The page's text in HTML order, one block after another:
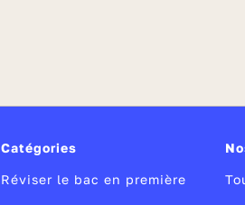
Catégories
Réviser le bac en première